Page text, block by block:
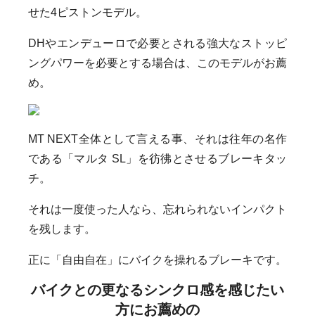
せた4ピストンモデル。
DHやエンデューロで必要とされる強大なストッピ
ングパワーを必要とする場合は、このモデルがお薦
め。
MT NEXT全体として言える事、それは往年の名作
である「マルタ SL」を彷彿とさせるブレーキタッ
チ。
それは一度使った人なら、忘れられないインパクト
を残します。
正に「自由自在」にバイクを操れるブレーキです。
バイクとの更なるシンクロ感を感じたい
方にお薦めの